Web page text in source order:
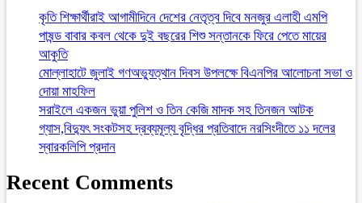
কৃতি শিক্ষার্থীরাই আগামীদিনে দেশের নেতৃত্ব দিবে মনজুর এলাহী এমপি
পাষন্ড বাবার কবল থেকে দুই বছরের শিশু সন্তানকে ফিরে পেতে মায়ের
আকুতি
মোল্লাহাটে জুলাই গণঅভ্যুত্থান দিবস উপলক্ষে বিএনপির আলোচনা সভা ও
দোয়া মাহফিল
সরাইলে একজন ভুয়া পুলিশ ও তিন কেজি মাদক সহ তিনজন আটক
গ্যাস,বিদ্যুৎ সংকটসহ দ্রব্যমূল্য বৃদ্ধির প্রতিবাদে নরসিংদীতে ১১ দলের
স্বারকলিপি প্রদান
Recent Comments